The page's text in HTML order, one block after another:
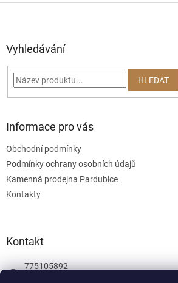
Vyhledávání
HLEDAT
Informace pro vás
Obchodní podmínky
Podmínky ochrany osobních údajů
Kamenná prodejna Pardubice
Kontakty
Kontakt
775105892